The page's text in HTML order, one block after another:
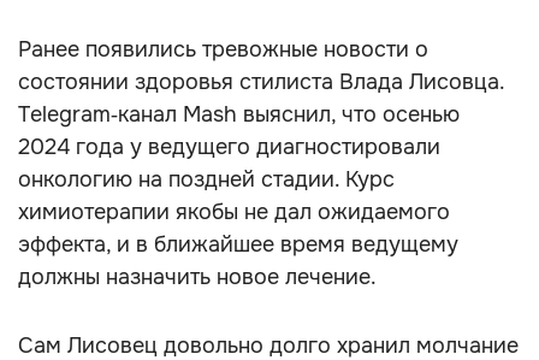
Ранее появились тревожные новости о
состоянии здоровья стилиста Влада Лисовца.
Telegram‑канал Mash выяснил, что осенью
2024 года у ведущего диагностировали
онкологию на поздней стадии. Курс
химиотерапии якобы не дал ожидаемого
эффекта, и в ближайшее время ведущему
должны назначить новое лечение.
Сам Лисовец довольно долго хранил молчание